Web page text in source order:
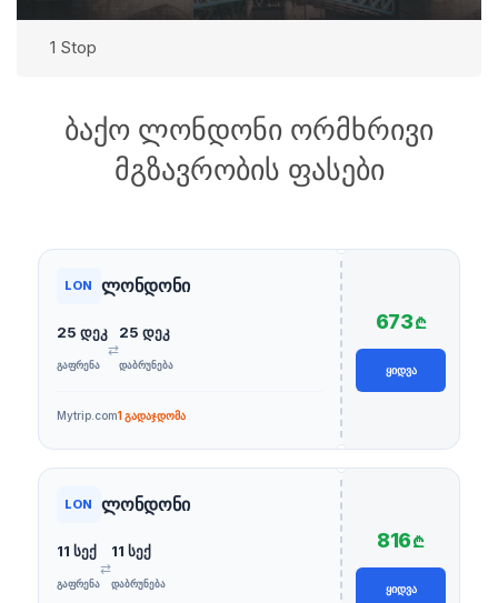
1 Stop
ბაქო ლონდონი ორმხრივი
მგზავრობის ფასები
LON ლონდონი
25 დეკ
ᲒᲐᲤᲠᲔᲜᲐ
⇄
25 დეკ
ᲓᲐᲑᲠᲣᲜᲔᲑᲐ
Mytrip.com1 გადაჯდომა
673₾
ᲧᲘᲓᲕᲐ
LON ლონდონი
11 სექ
ᲒᲐᲤᲠᲔᲜᲐ
⇄
11 სექ
ᲓᲐᲑᲠᲣᲜᲔᲑᲐ
816₾
ᲧᲘᲓᲕᲐ